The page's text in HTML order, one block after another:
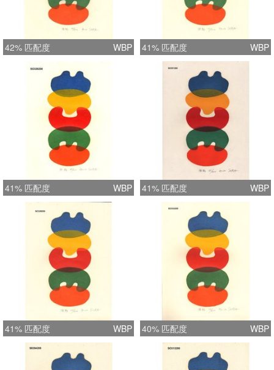
42% 匹配度 WBP 41% 匹配度 WBP
41% 匹配度 WBP 41% 匹配度 WBP
41% 匹配度 WBP 40% 匹配度 WBP